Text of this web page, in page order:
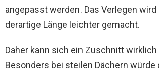
angepasst werden. Das Verlegen
derartige Länge leichter gemacht.
Daher kann sich ein Zuschnitt wirklich
Besonders bei steilen Dächern würde